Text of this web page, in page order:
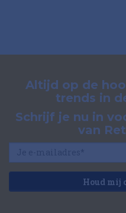
Altijd op de
trends in
Schrijf je nu in
van
Houd mij